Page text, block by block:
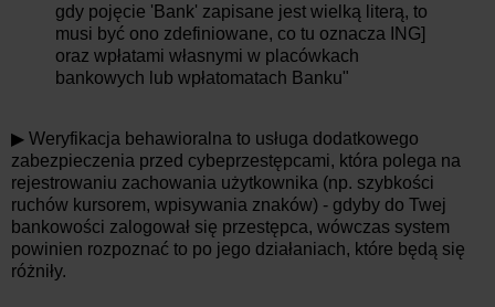
gdy pojęcie 'Bank' zapisane jest wielką literą, to
musi być ono zdefiniowane, co tu oznacza ING]
oraz wpłatami własnymi w placówkach
bankowych lub wpłatomatach Banku"
▶ Weryfikacja behawioralna to usługa dodatkowego
zabezpieczenia przed cybeprzestępcami, która polega na
rejestrowaniu zachowania użytkownika (np. szybkości
ruchów kursorem, wpisywania znaków) - gdyby do Twej
bankowości zalogował się przestępca, wówczas system
powinien rozpoznać to po jego działaniach, które będą się
różniły.